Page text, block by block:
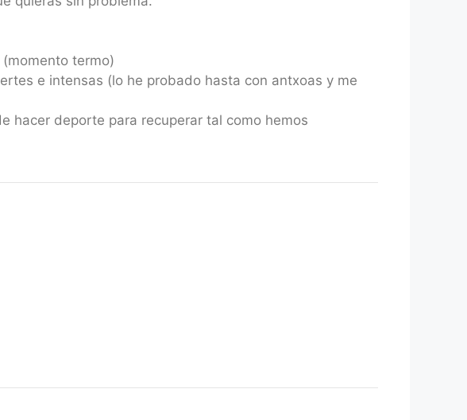
termo)
e intensas (lo he probado hasta con antxoas y me
hacer deporte para recuperar tal como hemos